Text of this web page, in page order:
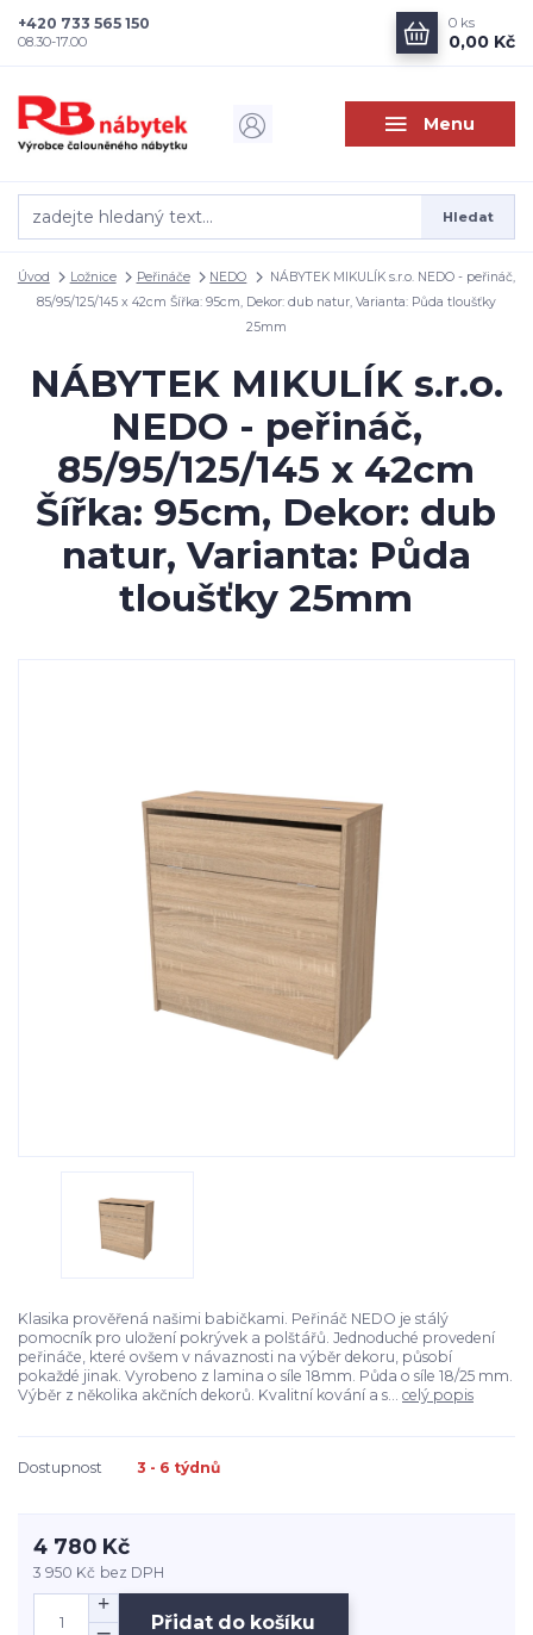
Menu
Hledat
+420 733 565 150
08.30-17.00
0 ks
0,00 Kč
Úvod Ložnice Peřináče NEDO
NÁBYTEK MIKULÍK s.r.o. NEDO - peřináč,
85/95/125/145 x 42cm Šířka: 95cm, Dekor: dub natur, Varianta: Půda tloušťky
25mm
NÁBYTEK MIKULÍK s.r.o.
NEDO - peřináč,
85/95/125/145 x 42cm
Šířka: 95cm, Dekor: dub
natur, Varianta: Půda
tloušťky 25mm
Klasika prověřená našimi babičkami. Peřináč NEDO je stálý
pomocník pro uložení pokrývek a polštářů. Jednoduché provedení
peřináče, které ovšem v návaznosti na výběr dekoru, působí
pokaždé jinak. Vyrobeno z lamina o síle 18mm. Půda o síle 18/25 mm.
Výběr z několika akčních dekorů. Kvalitní kování a s... celý popis
Dostupnost 3 - 6 týdnů
4 780 Kč
3 950 Kč bez DPH
Přidat do košíku